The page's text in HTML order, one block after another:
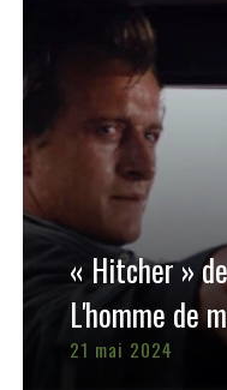
« Hitcher »
L'homme de
21 mai 2024